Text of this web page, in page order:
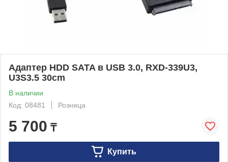
Адаптер HDD SATA в USB 3.0, RXD-339U3,
U3S3.5 30cm
В наличии
Код: 08481
Розница
5 700 ₸
Купить